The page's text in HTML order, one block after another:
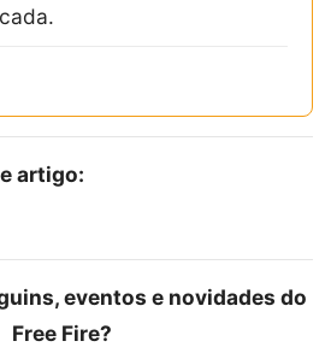
artigo:
eventos e novidades do
Free Fire?